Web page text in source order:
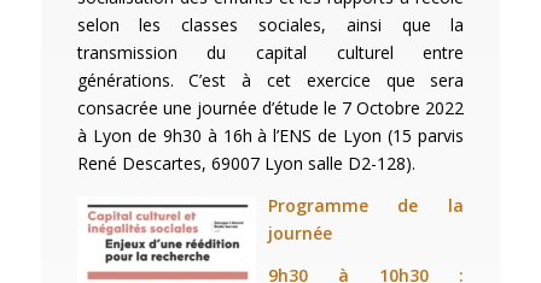
selon les classes sociales, ainsi que la
transmission du capital culturel entre
générations. C’est à cet exercice que sera
consacrée une journée d’étude le 7 Octobre 2022
à Lyon de 9h30 à 16h à l’ENS de Lyon (15 parvis
René Descartes, 69007 Lyon salle D2-128).
Programme de la
journée
9h30 à 10h30 :